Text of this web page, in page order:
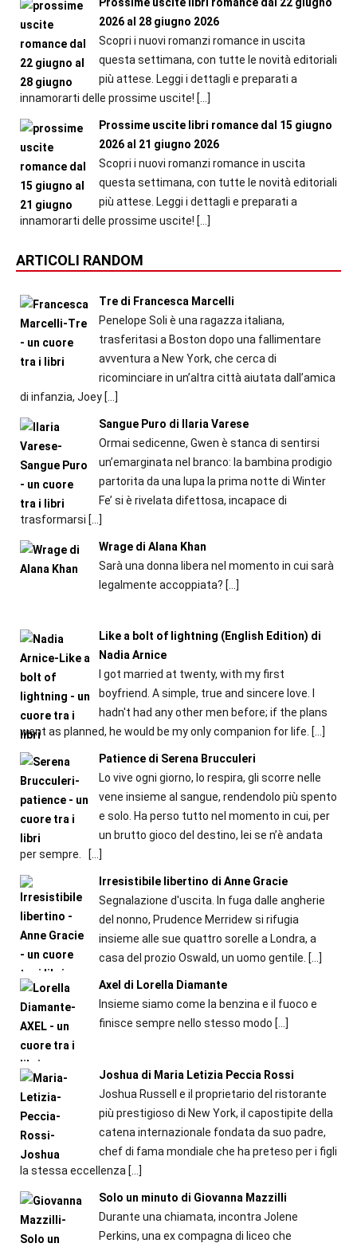
2026 al 28 giugno 2026
Scopri i nuovi romanzi romance in uscita
questa settimana, con tutte le novità editoriali
più attese. Leggi i dettagli e preparati a
innamorarti delle prossime uscite! […]
Prossime uscite libri romance dal 15 giugno
2026 al 21 giugno 2026
Scopri i nuovi romanzi romance in uscita
questa settimana, con tutte le novità editoriali
più attese. Leggi i dettagli e preparati a
innamorarti delle prossime uscite! […]
ARTICOLI RANDOM
Tre di Francesca Marcelli
Penelope Soli è una ragazza italiana,
trasferitasi a Boston dopo una fallimentare
avventura a New York, che cerca di
ricominciare in un’altra città aiutata dall’amica
di infanzia, Joey […]
Sangue Puro di Ilaria Varese
Ormai sedicenne, Gwen è stanca di sentirsi
un’emarginata nel branco: la bambina prodigio
partorita da una lupa la prima notte di Winter
Fe’ si è rivelata difettosa, incapace di
trasformarsi […]
Wrage di Alana Khan
Sarà una donna libera nel momento in cui sarà
legalmente accoppiata? […]
Like a bolt of lightning (English Edition) di
Nadia Arnice
I got married at twenty, with my first
boyfriend. A simple, true and sincere love. I
hadn't had any other men before; if the plans
went as planned, he would be my only companion for life. […]
Patience di Serena Brucculeri
Lo vive ogni giorno, lo respira, gli scorre nelle
vene insieme al sangue, rendendolo più spento
e solo. Ha perso tutto nel momento in cui, per
un brutto gioco del destino, lei se n’è andata
per sempre.
[…]
Irresistibile libertino di Anne Gracie
Segnalazione d'uscita. In fuga dalle angherie
del nonno, Prudence Merridew si rifugia
insieme alle sue quattro sorelle a Londra, a
casa del prozio Oswald, un uomo gentile. […]
Axel di Lorella Diamante
Insieme siamo come la benzina e il fuoco e
finisce sempre nello stesso modo […]
Joshua di Maria Letizia Peccia Rossi
Joshua Russell e il proprietario del ristorante
più prestigioso di New York, il capostipite della
catena internazionale fondata da suo padre,
chef di fama mondiale che ha preteso per i figli
la stessa eccellenza […]
Solo un minuto di Giovanna Mazzilli
Durante una chiamata, incontra Jolene
Perkins, una ex compagna di liceo che